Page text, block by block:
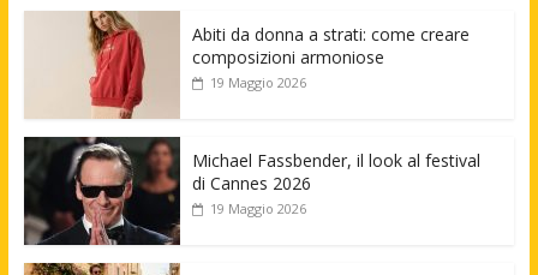
Abiti da donna a strati: come creare
composizioni armoniose
19 Maggio 2026
Michael Fassbender, il look al festival
di Cannes 2026
19 Maggio 2026